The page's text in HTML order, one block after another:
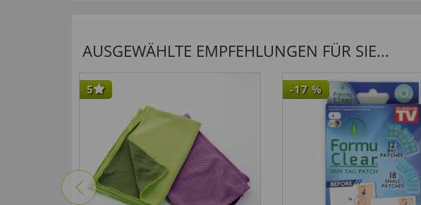
AUSGEWÄHLTE EMPFEHLUNGEN FÜR SIE...
5 -17 %